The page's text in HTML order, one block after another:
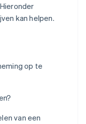
kan helpen.
op te
van een